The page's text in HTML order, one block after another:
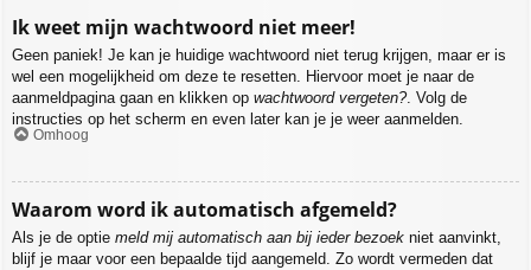
Ik weet mijn wachtwoord niet meer!
Geen paniek! Je kan je huidige wachtwoord niet terug krijgen, maar er is
wel een mogelijkheid om deze te resetten. Hiervoor moet je naar de
aanmeldpagina gaan en klikken op wachtwoord vergeten?. Volg de
instructies op het scherm en even later kan je je weer aanmelden.
Omhoog
Waarom word ik automatisch afgemeld?
Als je de optie meld mij automatisch aan bij ieder bezoek niet aanvinkt,
blijf je maar voor een bepaalde tijd aangemeld. Zo wordt vermeden dat